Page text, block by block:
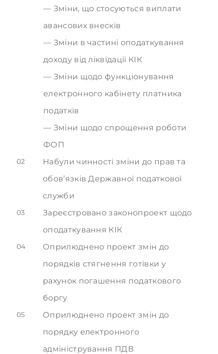
Зміни, що стосуються виплати
авансових внесків
Зміни в частині оподаткування
доходу від ліквідації КІК
Зміни щодо функціонування
електронного кабінету платника
податків
Зміни щодо спрощення роботи
ФОП
02
Набули чинності зміни до прав та
обов’язків Державної податкової
служби
03
Зареєстровано законопроект щодо
оподаткування КІК
04
Оприлюднено проект змін до
порядків стягнення готівки у
рахунок погашення податкового
боргу
05
Оприлюднено проект змін до
порядку електронного
адміністрування ПДВ